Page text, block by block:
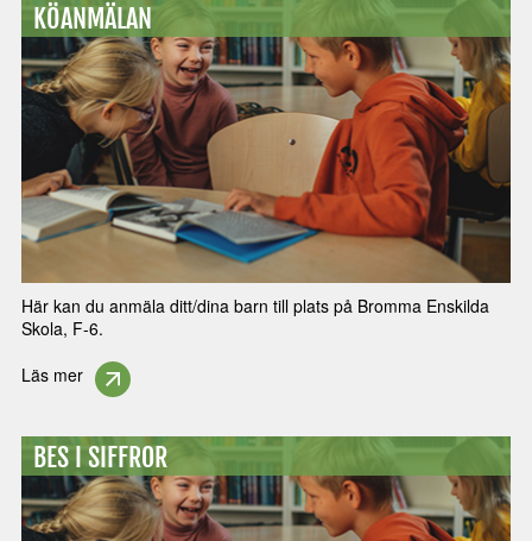
KÖANMÄLAN
Här kan du anmäla ditt/dina barn till plats på Bromma Enskilda
Skola, F-6.
Läs mer
BES I SIFFROR